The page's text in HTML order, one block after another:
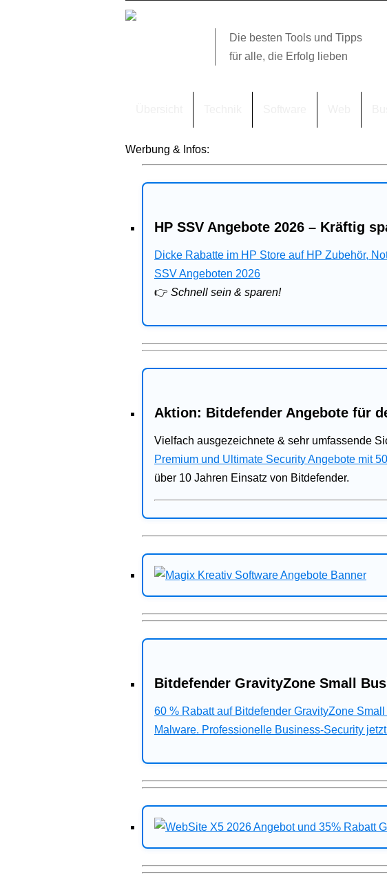
Die besten Tools und Tipps
für alle, die Erfolg lieben
Werbung & Infos:
HP SSV Angebote 2026 – Kräftig
Dicke Rabatte im HP Store auf HP Zubehör,
SSV Angeboten 2026
👉 Schnell sein & sparen!
Aktion: Bitdefender Angebote für
Vielfach ausgezeichnete & sehr umfassende
Premium und Ultimate Security Angebote mit
über 10 Jahren Einsatz von Bitdefender.
Bitdefender GravityZone Small
60 % Rabatt auf Bitdefender GravityZone
Malware. Professionelle Business-Security